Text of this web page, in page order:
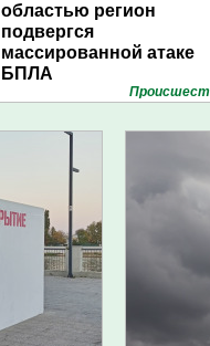
областью регион
подвергся
массированной атаке
БПЛА